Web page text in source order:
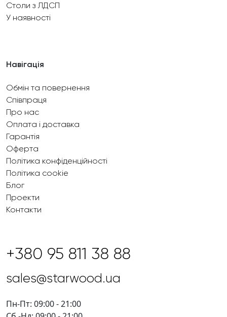
Столи з ЛДСП
У наявності
Навігація
Обмін та повернення
Співпраця
Про нас
Оплата і доставка
Гарантія
Оферта
Політика конфіденційності
Політика cookie
Блог
Проекти
Контакти
+380 95 811 38 88
sales@starwood.ua
Пн-Пт: 09:00 - 21:00